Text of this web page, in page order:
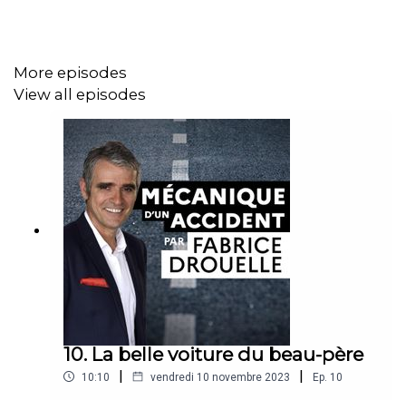
recherche (INSERM).
More episodes
View all episodes
10. La belle voiture du beau-père
10:10 | vendredi 10 novembre 2023 | Ep. 10